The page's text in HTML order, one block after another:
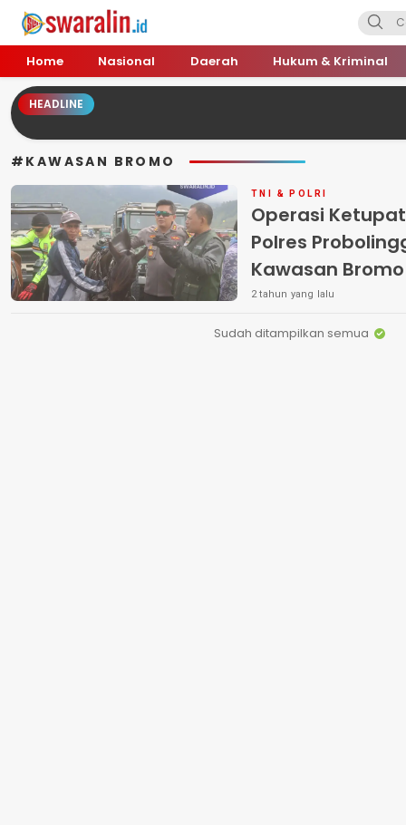
Swara Lin
Independent, Tajam & Profesional
Home Nasional Daerah Hukum & Kriminal
HEADLINE
#KAWASAN BROMO
TNI & POLRI
Operasi
Polres
Kawasan
2 tahun yang lalu
Sudah ditampilkan semua